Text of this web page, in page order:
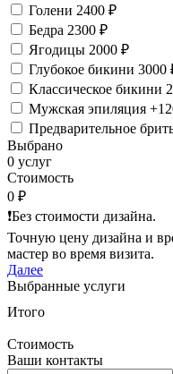
Голени 2400 ₽
Бедра 2300 ₽
Ягодицы 2000 ₽
Глубокое бикини 3000
Классическое бикини
Мужская эпиляция
Предварительное
Выбрано
0 услуг
Стоимость
0 ₽
❗️Без стоимости дизайна.
Точную цену дизайна и
мастер во время визита.
Далее
Выбранные услуги
Итого
Стоимость
Ваши контакты